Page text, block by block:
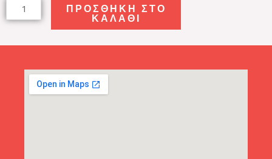
was:
155,00 €.
τιμή
είναι:
115,00 €.
POLO
RALPH
ποσότητα
ΠΡΟΣΘΉΚΗ ΣΤΟ
ΚΑΛΆΘΙ